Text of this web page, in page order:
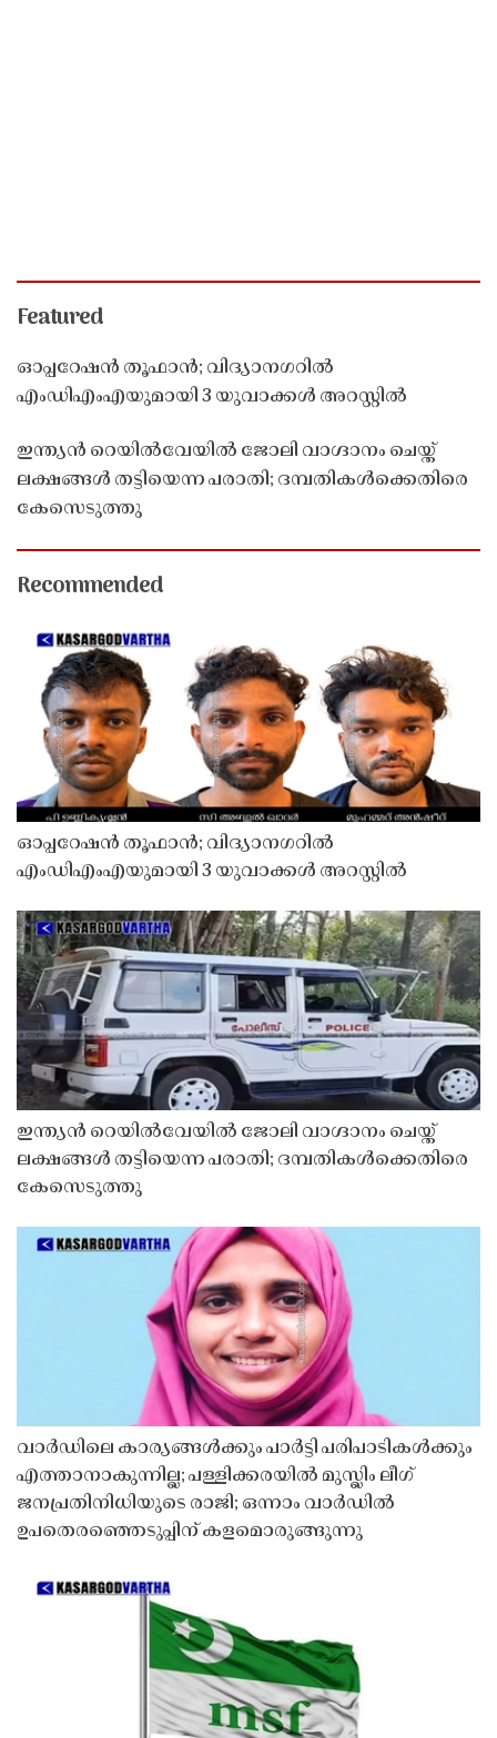
Featured
ഓപ്പറേഷൻ തൂഫാൻ; വിദ്യാനഗറിൽ
എംഡിഎംഎയുമായി 3 യുവാക്കൾ അറസ്റ്റിൽ
ഇന്ത്യൻ റെയിൽവേയിൽ ജോലി വാഗ്ദാനം ചെയ്ത്
ലക്ഷങ്ങൾ തട്ടിയെന്ന പരാതി; ദമ്പതികൾക്കെതിരെ
കേസെടുത്തു
Recommended
ഓപ്പറേഷൻ തൂഫാൻ; വിദ്യാനഗറിൽ
എംഡിഎംഎയുമായി 3 യുവാക്കൾ അറസ്റ്റിൽ
ഇന്ത്യൻ റെയിൽവേയിൽ ജോലി വാഗ്ദാനം ചെയ്ത്
ലക്ഷങ്ങൾ തട്ടിയെന്ന പരാതി; ദമ്പതികൾക്കെതിരെ
കേസെടുത്തു
വാർഡിലെ കാര്യങ്ങൾക്കും പാർട്ടി പരിപാടികൾക്കും
എത്താനാകുന്നില്ല; പള്ളിക്കരയിൽ മുസ്ലിം ലീഗ്
ജനപ്രതിനിധിയുടെ രാജി; ഒന്നാം വാർഡിൽ
ഉപതെരഞ്ഞെടുപ്പിന് കളമൊരുങ്ങുന്നു